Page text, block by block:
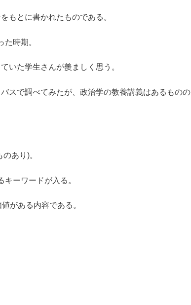
もとに書かれたものである。
時期。
いた学生さんが羨ましく思う。
スで調べてみたが、政治学の教養講義はあるものの
あり)。
ーワードが入る。
がある内容である。